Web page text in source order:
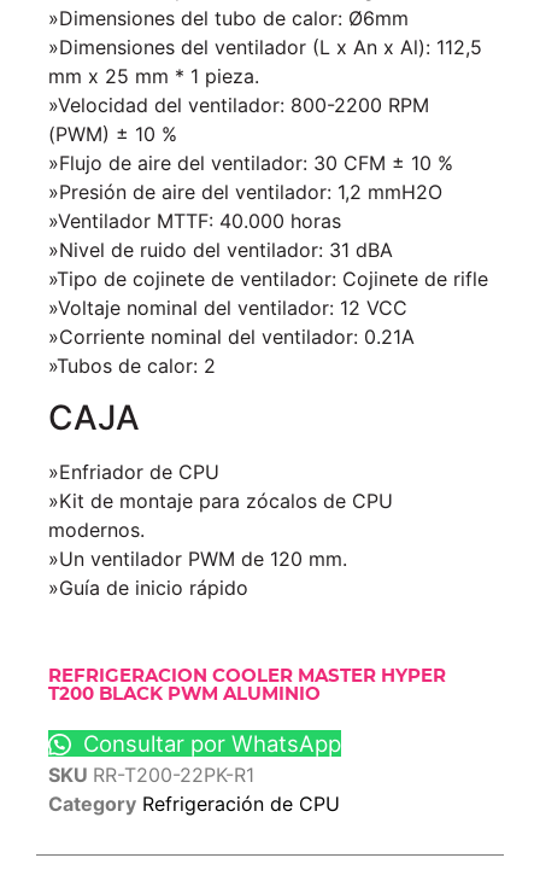
»Dimensiones del tubo de calor: Ø6mm
»Dimensiones del ventilador (L x An x Al): 112,5
mm x 25 mm * 1 pieza.
»Velocidad del ventilador: 800-2200 RPM
(PWM) ± 10 %
»Flujo de aire del ventilador: 30 CFM ± 10 %
»Presión de aire del ventilador: 1,2 mmH2O
»Ventilador MTTF: 40.000 horas
»Nivel de ruido del ventilador: 31 dBA
»Tipo de cojinete de ventilador: Cojinete de rifle
»Voltaje nominal del ventilador: 12 VCC
»Corriente nominal del ventilador: 0.21A
»Tubos de calor: 2
CAJA
»Enfriador de CPU
»Kit de montaje para zócalos de CPU
modernos.
»Un ventilador PWM de 120 mm.
»Guía de inicio rápido
REFRIGERACION COOLER MASTER HYPER
T200 BLACK PWM ALUMINIO
Consultar por WhatsApp
SKU RR-T200-22PK-R1
Category Refrigeración de CPU